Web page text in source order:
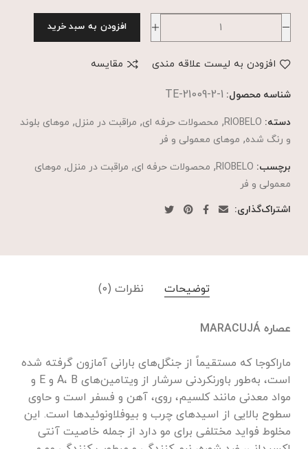
افزودن به سبد خرید
افزودن به لیست علاقه مندی مقایسه
شناسه محصول: TE-21009-2-1
دسته: RIOBELO
, محصولات حرفه ای, مراقبت در منزل, موهای بلوند
و رنگ شده, موهای معمولی و فر
برچسب: RIOBELO
, محصولات حرفه ای, مراقبت در منزل, موهای
معمولی و فر
اشتراک‌گذاری:
توضیحات نظرات (0)
عصاره MARACUJÁ
ماراکوجا که مستقیماً از جنگل‌های بارانی آمازون گرفته شده
است، به‌طور باورنکردنی سرشار از ویتامین‌های A، B و E و
مواد معدنی مانند کلسیم، روی، آهن و فسفر است و حاوی
سطوح بالایی از اسیدهای چرب و بیوفلاونوئیدها است. این
مخلوط فواید مختلفی برای مو دارد از جمله خاصیت آنتی